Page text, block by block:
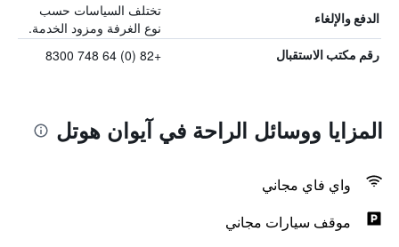
الدفع والإلغاء
تختلف السياسات حسب
نوع الغرفة ومزود الخدمة.
رقم مكتب الاستقبال +82 (0) 64 748 8300
المزايا ووسائل الراحة في آيوان هوتل
واي فاي مجاني
موقف سيارات مجاني